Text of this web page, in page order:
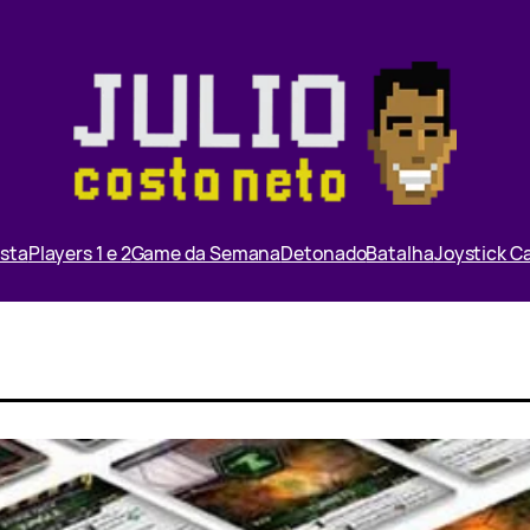
Players 1 e 2Game da SemanaDetonadoBatalhaJoystick